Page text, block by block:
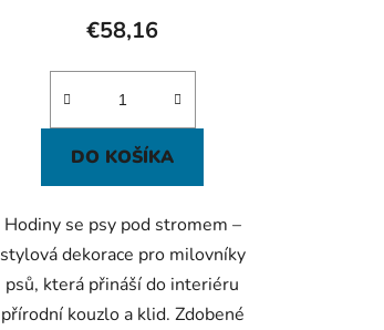
€58,16
DO KOŠÍKA
Hodiny se psy pod stromem –
stylová dekorace pro milovníky
psů, která přináší do interiéru
přírodní kouzlo a klid. Zdobené